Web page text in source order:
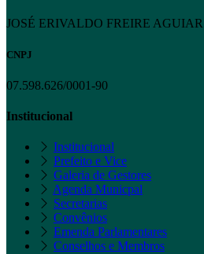
JOSÉ ERIVALDO FREIRE AGUIAR
CNPJ
07.598.626/0001-90
Institucional
Institucional
Prefeito e Vice
Galeria de Gestores
Agenda Municpal
Secretarias
Convênios
Emenda Parlamentares
Conselhos e Membros